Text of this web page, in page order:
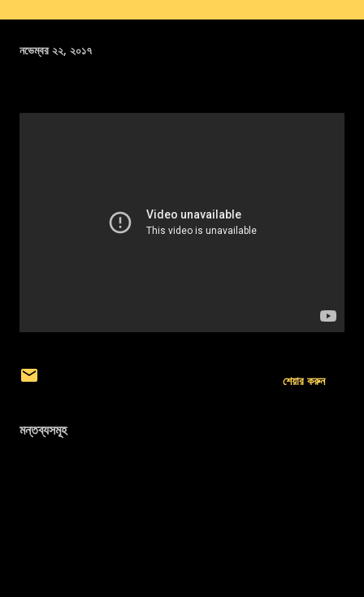
নভেম্বর ২২, ২০১৭
শেয়ার করুন
মন্তব্যসমূহ